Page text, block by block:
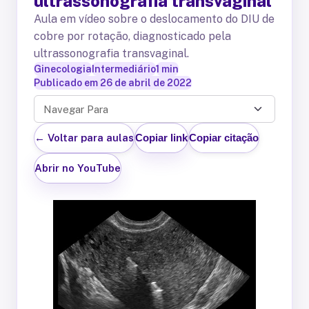
Aula em vídeo sobre o deslocamento do DIU de
cobre por rotação, diagnosticado pela
ultrassonografia transvaginal.
Ginecologia Intermediário1 min
Publicado em 26 de abril de 2022
Navegar Para
← Voltar para aulasCopiar linkCopiar citação
Abrir no YouTube